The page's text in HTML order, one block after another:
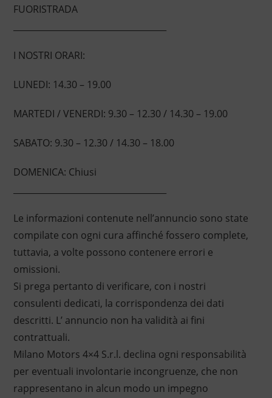
FUORISTRADA
I NOSTRI ORARI:
LUNEDI: 14.30 – 19.00
MARTEDI / VENERDI: 9.30 – 12.30 / 14.30 – 19.00
SABATO: 9.30 – 12.30 / 14.30 – 18.00
DOMENICA: Chiusi
Le informazioni contenute nell’annuncio sono state
compilate con ogni cura affinché fossero complete,
tuttavia, a volte possono contenere errori e
omissioni.
Si prega pertanto di verificare, con i nostri
consulenti dedicati, la corrispondenza dei dati
descritti. L’ annuncio non ha validità ai fini
contrattuali.
Milano Motors 4×4 S.r.l. declina ogni responsabilità
per eventuali involontarie incongruenze, che non
rappresentano in alcun modo un impegno